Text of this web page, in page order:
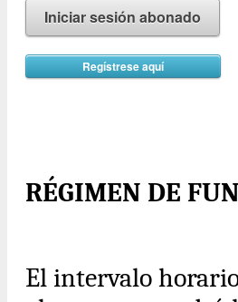
Iniciar sesión abonado
Regístrese aquí
RÉGIMEN DE
El intervalo